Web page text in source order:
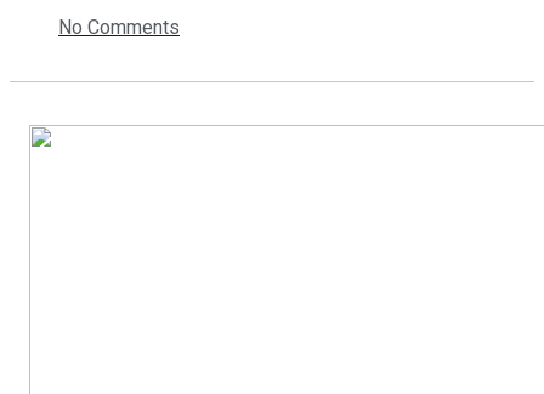
No Comments